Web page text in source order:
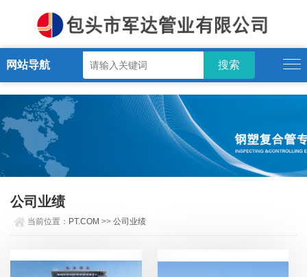
PT.COM
网站导航
公司业绩
当前位置： PT.COM >>公司业绩